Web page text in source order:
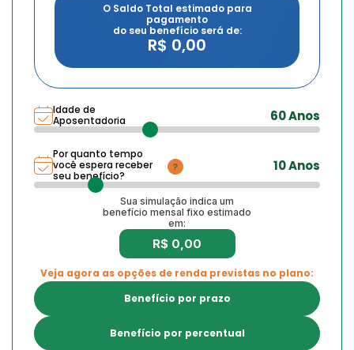
O Saldo Total estimado para
pagamento
do seu benefício será de:
R$ 0,00
Idade de
Aposentadoria
60 Anos
Por quanto tempo
você espera receber
seu benefício?
10 Anos
Sua simulação indica um
benefício mensal fixo estimado
em:
R$ 0,00
Veja agora as opções de renda previstas no plano:
Benefício por prazo
Benefício por percentual